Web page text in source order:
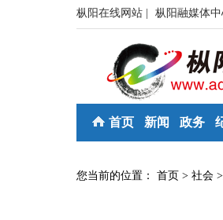
枞阳在线网站 | 枞阳融媒体
首页 新闻 政务
您当前的位置： 首页 > 社会 >